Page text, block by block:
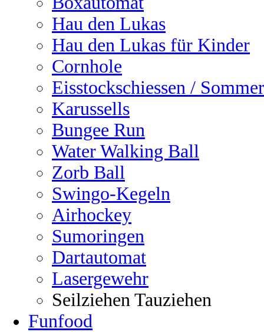
Hau den Lukas
Hau den Lukas für Kinder
Cornhole
Eisstockschiessen /
Karussells
Bungee Run
Water Walking Ball
Zorb Ball
Swingo-Kegeln
Airhockey
Sumoringen
Dartautomat
Lasergewehr
Seilziehen Tauziehen
Funfood